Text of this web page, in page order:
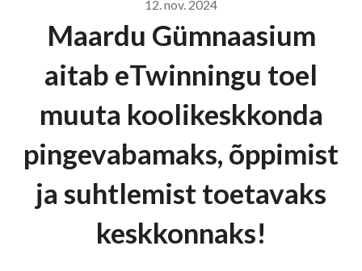
12. nov. 2024
Maardu Gümnaasium
aitab eTwinningu toel
muuta koolikeskkonda
pingevabamaks, õppimist
ja suhtlemist toetavaks
keskkonnaks!